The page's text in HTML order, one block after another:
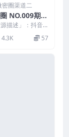
密圈渠道二
NO.009期
描述」：抖音
NO.009期 【6P5
4.3K 57